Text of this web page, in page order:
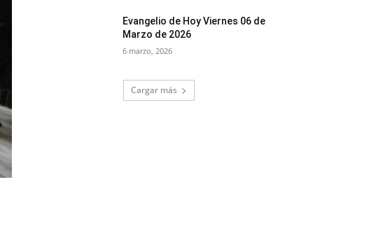
Evangelio de Hoy Viernes 06 de
Marzo de 2026
6 marzo, 2026
Cargar más